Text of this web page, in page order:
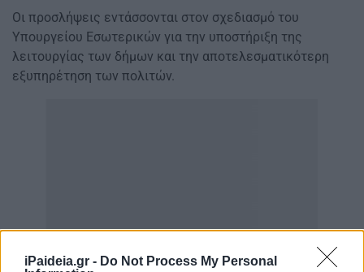
iPaideia.gr - Do Not Process My Personal
Οι προσλήψεις εντάσσονται στον σχεδιασμό του
Υπουργείου Εσωτερικών για την υποστήριξη της
λειτουργίας των δήμων και την αποτελεσματικότερη
εξυπηρέτηση των πολιτών.